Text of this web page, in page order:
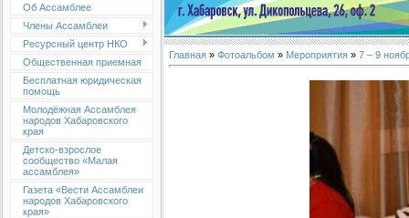
Об Ассамблее
Члены Ассамблеи
Ресурсный центр НКО
Общественная приемная
Бесплатная юридическая
помощь
Молодёжная Ассамблея
народов Хабаровского
края
Детско-взрослое
сообщество «Малая
ассамблея»
Газета «Вести Ассамблеи
народов Хабаровского
края»
Главная » Фотоальбом » Мероприятия » 7 – 9